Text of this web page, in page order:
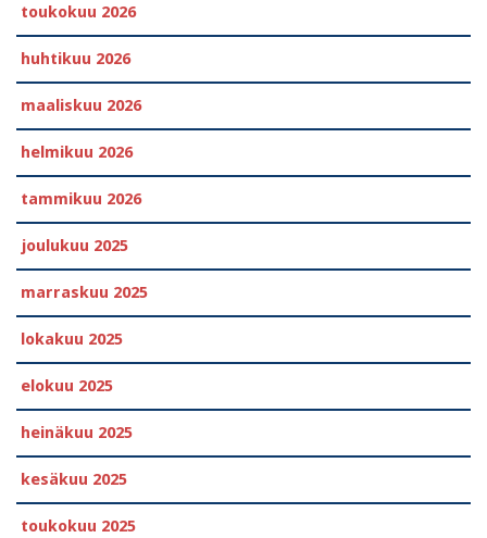
toukokuu 2026
huhtikuu 2026
maaliskuu 2026
helmikuu 2026
tammikuu 2026
joulukuu 2025
marraskuu 2025
lokakuu 2025
elokuu 2025
heinäkuu 2025
kesäkuu 2025
toukokuu 2025